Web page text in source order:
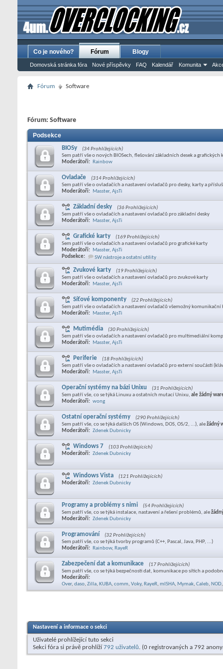
Co je nového? Fórum
Domovská stránka fóra Nové příspěvky FAQ Kalendář Komunita
Blogy
Fórum Software
Fórum: Software
Podsekce
BIOSy
(34 Prohlížejících)
Sem patří vše o nových BIOSech, flešování základních desek a grafických
Moderátoři: Rainbow
Ovladače
(314 Prohlížejících)
Sem patří vše o ovladačích a nastavení ovladačů pro desky, karty a
Moderátoři: Masster, AjsTi
Základní desky
(36 Prohlížejících)
Sem patří vše o ovladačích a nastavení ovladačů pro základní desky
Moderátoři: Masster, AjsTi
Grafické karty
(169 Prohlížejících)
Sem patří vše o ovladačích a nastavení ovladačů pro grafické karty
Moderátoři: Masster, AjsTi
Podsekce:
SW nástroje a ostatní utility
Zvukové karty
(19 Prohlížejících)
Sem patří vše o ovladačích a nastavení ovladačů pro zvukové karty
Moderátoři: Masster, AjsTi
Síťové komponenty
(22 Prohlížejících)
Sem patří vše o ovladačích a nastavení ovladačů všemožný
Moderátoři: Masster, AjsTi
Mutimédia
(30 Prohlížejících)
Sem patří vše o ovladačích a nastavení ovladačů pro multimediální
Moderátoři: Masster, AjsTi
Periferie
(18 Prohlížejících)
Sem patří vše o ovladačích a nastavení ovladačů pro externí součásti
Moderátoři: Masster, AjsTi
Operační systémy na bázi Unixu
(31 Prohlížejících)
Sem patří vše, co se týká Linuxu a ostatních mutací Unixu, ale žádný
Moderátoři: wong
Ostatní operační systémy
(290 Prohlížejících)
Sem patří vše, co se týká dalších OS (Windows, DOS, OS/2, ...), aležádný
Moderátoři: Zdenek Dubnicky
Windows 7
(103 Prohlížejících)
Moderátoři: Zdenek Dubnicky
Windows Vista
(121 Prohlížejících)
Moderátoři: Zdenek Dubnicky
Programy a problémy s nimi
(54 Prohlížejících)
Sem patří vše, co se týká instalace, nastavení a řešení problémů, ale
Moderátoři: Zdenek Dubnicky
Programování
(32 Prohlížejících)
Sem patří vše, co se týká tvorby programů (C++, Pascal, Java, PHP, ...)
Moderátoři: Rainbow, RayeR
Zabezpečení dat a komunikace
(17 Prohlížejících)
Sem patří vše, co se týká bezpečnosti dat, komunikace po sítích a
Moderátoři:
Over, daso, Zilla, KUBA, comm, Voky, RayeR, mISHA, Mymak, Caleb, NOD,
Nastavení a informace o sekci
Uživatelé prohlížející tuto sekci
Sekci fóra si právě prohlíží792 uživatelů. (0 registrovaných a 792